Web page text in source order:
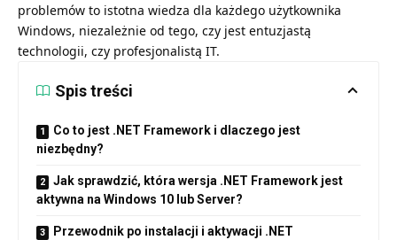
problemów to istotna wiedza dla każdego użytkownika
Windows, niezależnie od tego, czy jest entuzjastą
technologii, czy profesjonalistą IT.
Spis treści
Co to jest .NET Framework i dlaczego jest
niezbędny?
Jak sprawdzić, która wersja .NET Framework jest
aktywna na Windows 10 lub Server?
Przewodnik po instalacji i aktywacji .NET